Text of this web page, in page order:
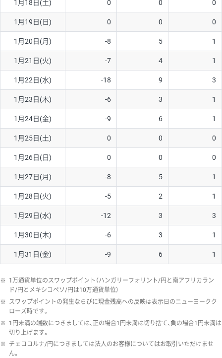
ソ/円は10万通貨単位。
1月18日(土) 0 0 0
1月19日(日) 0 0 0
1月20日(月) -8 5 1
1月21日(火) -7 4 1
1月22日(水) -18 9 3
1月23日(木) -6 3 1
1月24日(金) -9 6 1
1月25日(土) 0 0 0
1月26日(日) 0 0 0
1月27日(月) -8 5 1
1月28日(火) -5 2 1
1月29日(水) -12 3 3
1月30日(木) -6 3 1
1月31日(金) -9 6 1
※ 1万通貨単位のスワップポイント（ハンガリーフォリント/円と南アフリカラン
ド/円とメキシコペソ/円は10万通貨単位）
※ スワップポイントの発生ならびに現金残高への反映は表示日のニューヨークク
ローズ時です。
※ 1円未満の端数につきましては、正の場合1円未満は切り捨て、負の場合1円未満は
切り上げます。
※ チェココルナ/円につきましては法人のお客様についてはお取引いただけませ
ん。